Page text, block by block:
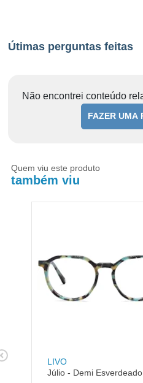
Útimas perguntas feitas
Não encontrei conteúdo
FAZER UMA
Quem viu este produto
também viu
LIVO
Júlio - Demi Esverdeado